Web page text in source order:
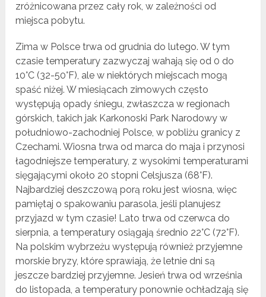
zróżnicowana przez cały rok, w zależności od
miejsca pobytu.
Zima w Polsce trwa od grudnia do lutego. W tym
czasie temperatury zazwyczaj wahają się od 0 do
10°C (32-50°F), ale w niektórych miejscach mogą
spaść niżej. W miesiącach zimowych często
występują opady śniegu, zwłaszcza w regionach
górskich, takich jak Karkonoski Park Narodowy w
południowo-zachodniej Polsce, w pobliżu granicy z
Czechami. Wiosna trwa od marca do maja i przynosi
łagodniejsze temperatury, z wysokimi temperaturami
sięgającymi około 20 stopni Celsjusza (68°F).
Najbardziej deszczową porą roku jest wiosna, więc
pamiętaj o spakowaniu parasola, jeśli planujesz
przyjazd w tym czasie! Lato trwa od czerwca do
sierpnia, a temperatury osiągają średnio 22°C (72°F).
Na polskim wybrzeżu występują również przyjemne
morskie bryzy, które sprawiają, że letnie dni są
jeszcze bardziej przyjemne. Jesień trwa od września
do listopada, a temperatury ponownie ochładzają się